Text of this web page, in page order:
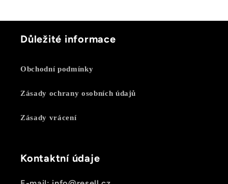
Důležité informace
Obchodní podmínky
Zásady ochrany osobních údajů
Zásady vrácení
Kontaktní údaje